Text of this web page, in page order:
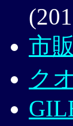
市
ク